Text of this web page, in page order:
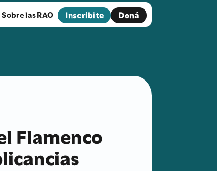
Sobre las RAO Inscribite Doná
Flamenco